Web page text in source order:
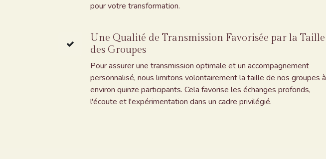
pour votre transformation.
Une Qualité de Transmission Favorisée par la Taille
des Groupes
Pour assurer une transmission optimale et un accompagnement
personnalisé, nous limitons volontairement la taille de nos groupes à
environ quinze participants. Cela favorise les échanges profonds,
l'écoute et l'expérimentation dans un cadre privilégié.